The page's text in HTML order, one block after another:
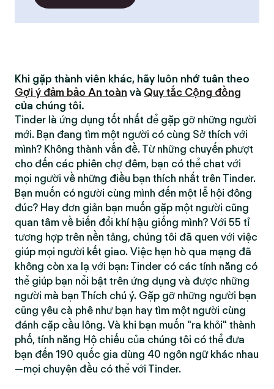
Khi gặp thành viên khác, hãy luôn nhớ tuân theo
Gợi ý đảm bảo An toàn và Quy tắc Cộng đồng
của chúng tôi.
Tinder là ứng dụng tốt nhất để gặp gỡ những người
mới. Bạn đang tìm một người có cùng Sở thích với
mình? Không thành vấn đề. Từ những chuyến phượt
cho đến các phiên chợ đêm, bạn có thể chat với
mọi người về những điều bạn thích nhất trên Tinder.
Bạn muốn có người cùng mình đến một lễ hội đông
đúc? Hay đơn giản bạn muốn gặp một người cũng
quan tâm về biến đổi khí hậu giống mình? Với 55 tỉ
tương hợp trên nền tảng, chúng tôi đã quen với việc
giúp mọi người kết giao. Việc hẹn hò qua mạng đã
không còn xa lạ với bạn: Tinder có các tính năng có
thể giúp bạn nổi bật trên ứng dụng và được những
người mà bạn Thích chú ý. Gặp gỡ những người bạn
cũng yêu cà phê như bạn hay tìm một người cùng
đánh cặp cầu lông. Và khi bạn muốn "ra khỏi" thành
phố, tính năng Hộ chiếu của chúng tôi có thể đưa
bạn đến 190 quốc gia dùng 40 ngôn ngữ khác nhau
—mọi chuyện đều có thể với Tinder.